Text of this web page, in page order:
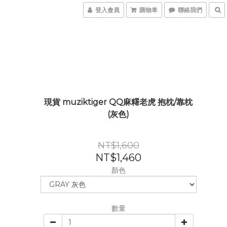
登入會員 購物車 聯絡我們
現貨 muziktiger QQ麻糬老虎 抱枕/靠枕
(灰色)
NT$1,600
NT$1,460
顏色
數量